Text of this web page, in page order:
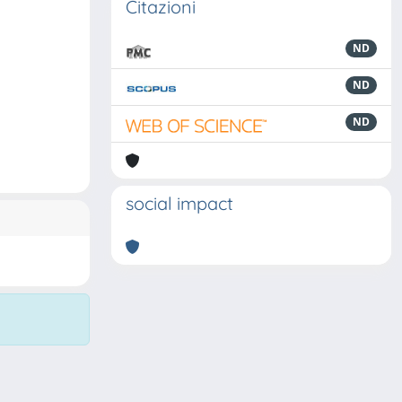
Citazioni
ND
ND
ND
social impact